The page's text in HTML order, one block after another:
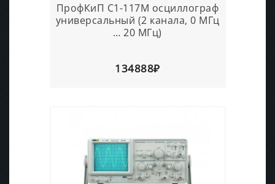
ПрофКиП С1-117М осциллограф
универсальный (2 канала, 0 МГц
… 20 МГц)
134888₽